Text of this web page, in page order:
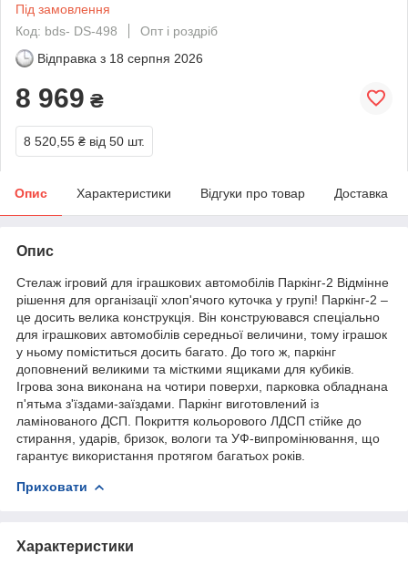
Під замовлення
Код: bds- DS-498
Опт і роздріб
Відправка з 18 серпня 2026
8 969 ₴
8 520,55 ₴ від 50 шт.
Опис Характеристики Відгуки про товар Доставка
Опис
Стелаж ігровий для іграшкових автомобілів Паркінг-2 Відмінне
рішення для організації хлоп'ячого куточка у групі! Паркінг-2 –
це досить велика конструкція. Він конструювався спеціально
для іграшкових автомобілів середньої величини, тому іграшок
у ньому поміститься досить багато. До того ж, паркінг
доповнений великими та місткими ящиками для кубиків.
Ігрова зона виконана на чотири поверхи, парковка обладнана
п'ятьма з'їздами-заїздами. Паркінг виготовлений із
ламінованого ДСП. Покриття кольорового ЛДСП стійке до
стирання, ударів, бризок, вологи та УФ-випромінювання, що
гарантує використання протягом багатьох років.
Приховати
Характеристики